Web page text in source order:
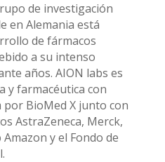
de investigación
en Alemania está
de fármacos
a su intenso
años. AION labs es
y farmacéutica con
BioMed X junto con
AstraZeneca, Merck,
y el Fondo de